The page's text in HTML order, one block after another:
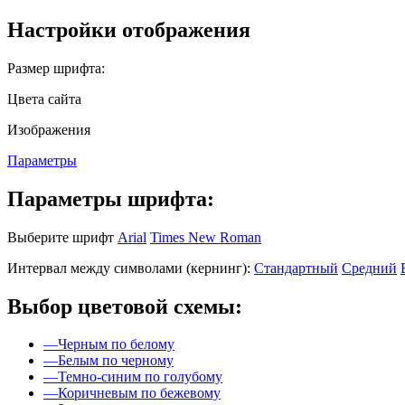
Настройки отображения
Размер шрифта:
Цвета сайта
Изображения
Параметры
Параметры шрифта:
Выберите шрифт Arial Times New Roman
Интервал между символами (кернинг): Стандартный Средний
Выбор цветовой схемы:
—Черным по белому
—Белым по черному
—Темно-синим по голубому
—Коричневым по бежевому